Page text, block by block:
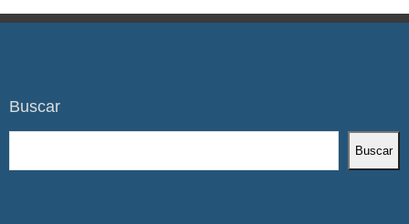
Buscar
Buscar